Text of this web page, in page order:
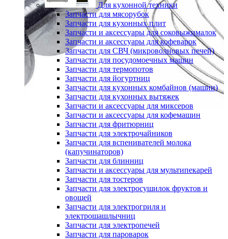
Для кухонной техники
Запчасти для мясорубок
Запчасти для кухонных плит
Запчасти и аксессуары для соковыжималок
Запчасти и аксессуары для кофеварок
Запчасти для СВЧ (микроволновых печей)
Запчасти для посудомоечных машин
Запчасти для термопотов
Запчасти для йогуртниц
Запчасти для кухонных комбайнов (машин)
Запчасти для кухонных вытяжек
Запчасти и аксессуары для миксеров
Запчасти и аксессуары для кофемашин
Запчасти для фритюрниц
Запчасти для электрочайников
Запчасти для вспенивателей молока
(капучинаторов)
Запчасти для блинниц
Запчасти и аксессуары для мультипекарей
Запчасти для тостеров
Запчасти для электросушилок фруктов и
овощей
Запчасти для электрогриля и
электрошашлычниц
Запчасти для электропечей
Запчасти для пароварок